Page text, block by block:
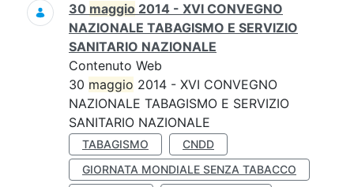
30 maggio 2014 - XVI CONVEGNO
NAZIONALE TABAGISMO E SERVIZIO
SANITARIO NAZIONALE
Contenuto Web
30 maggio 2014 - XVI CONVEGNO
NAZIONALE TABAGISMO E SERVIZIO
SANITARIO NAZIONALE
TABAGISMO
CNDD
GIORNATA MONDIALE SENZA TABACCO